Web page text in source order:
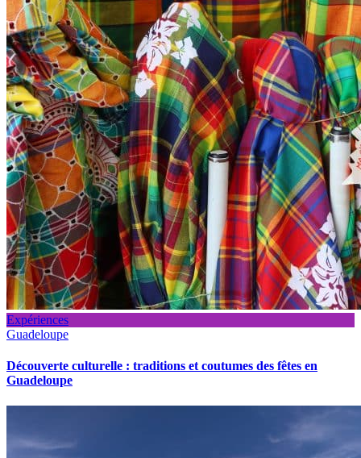
Expériences
Guadeloupe
Découverte culturelle : traditions et coutumes des fêtes en
Guadeloupe